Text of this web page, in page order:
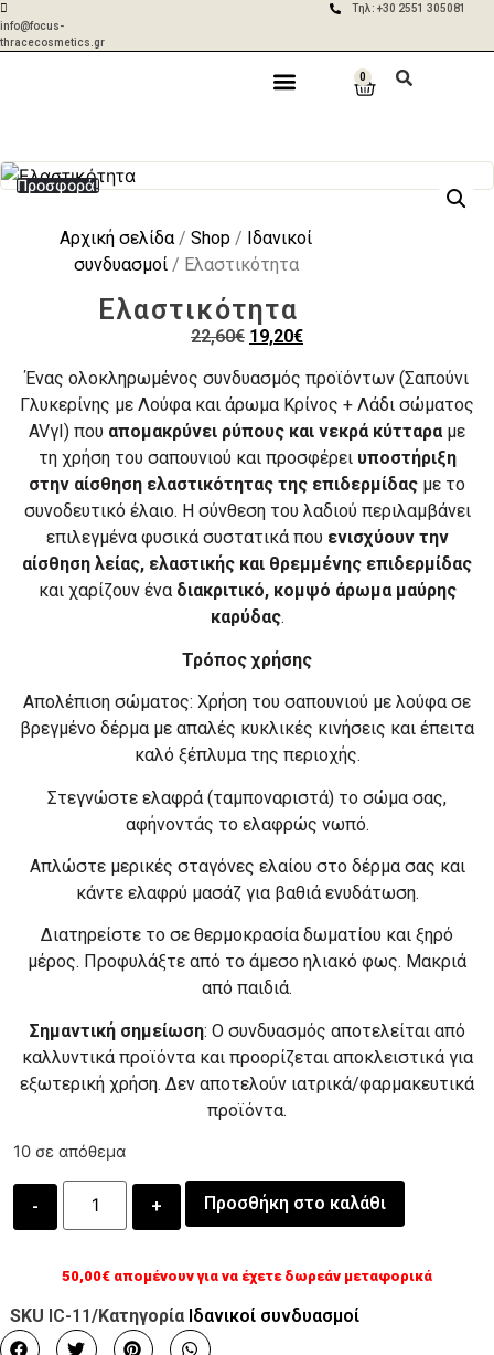
info@focus-
thracecosmetics.gr
Aποστολές σε 2-
Τηλ: +30 2551 305081
0
Προσφορά!
Αρχική σελίδα/ Shop / Ιδανικοί
συνδυασμοί/ Ελαστικότητα
Ελαστικότητα
22,60€ 19,20€
Ένας ολοκληρωμένος συνδυασμός προϊόντων (Σαπούνι
Γλυκερίνης με Λούφα και άρωμα Κρίνος + Λάδι σώματος
AVγI) που απομακρύνει ρύπους και νεκρά κύτταραμε
τη χρήση του σαπουνιού και προσφέρει υποστήριξη
στην αίσθηση ελαστικότητας της επιδερμίδας με το
συνοδευτικό έλαιο. Η σύνθεση του λαδιού περιλαμβάνει
επιλεγμένα φυσικά συστατικά που ενισχύουν την
αίσθηση λείας, ελαστικής και θρεμμένης επιδερμίδας
και χαρίζουν ένα διακριτικό, κομψό άρωμα μαύρης
καρύδας.
Τρόπος χρήσης
Απολέπιση σώματος: Χρήση του σαπουνιού με λούφα σε
βρεγμένο δέρμα με απαλές κυκλικές κινήσεις και έπειτα
καλό ξέπλυμα της περιοχής.
Στεγνώστε ελαφρά (ταμποναριστά) το σώμα σας,
αφήνοντάς το ελαφρώς νωπό.
Απλώστε μερικές σταγόνες ελαίου στο δέρμα σας και
κάντε ελαφρύ μασάζ για βαθιά ενυδάτωση.
Διατηρείστε το σε θερμοκρασία δωματίου και ξηρό
μέρος. Προφυλάξτε από το άμεσο ηλιακό φως. Μακριά
από παιδιά.
Σημαντική σημείωση: Ο συνδυασμός αποτελείται από
καλλυντικά προϊόντα και προορίζεται αποκλειστικά για
εξωτερική χρήση. Δεν αποτελούν ιατρικά/φαρμακευτικά
προϊόντα.
10 σε απόθεμα
Προσθήκη στο καλάθι
50,00€ απομένουν για να έχετε δωρεάν μεταφορικά
SKU IC-11/Κατηγορία Ιδανικοί συνδυασμοί